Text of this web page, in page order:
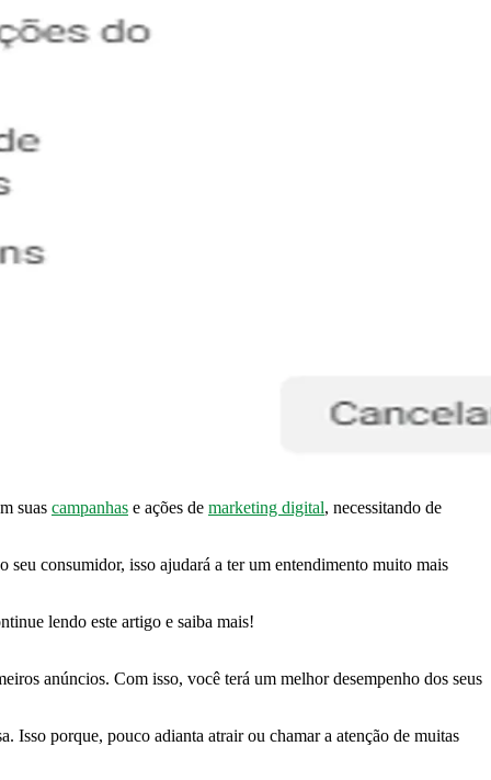
suas campanhas e ações de marketing digital, necessitando de
consumidor, isso ajudará a ter um entendimento muito mais
lendo este artigo e saiba mais!
anúncios. Com isso, você terá um melhor desempenho dos seus
Isso porque, pouco adianta atrair ou chamar a atenção de muitas